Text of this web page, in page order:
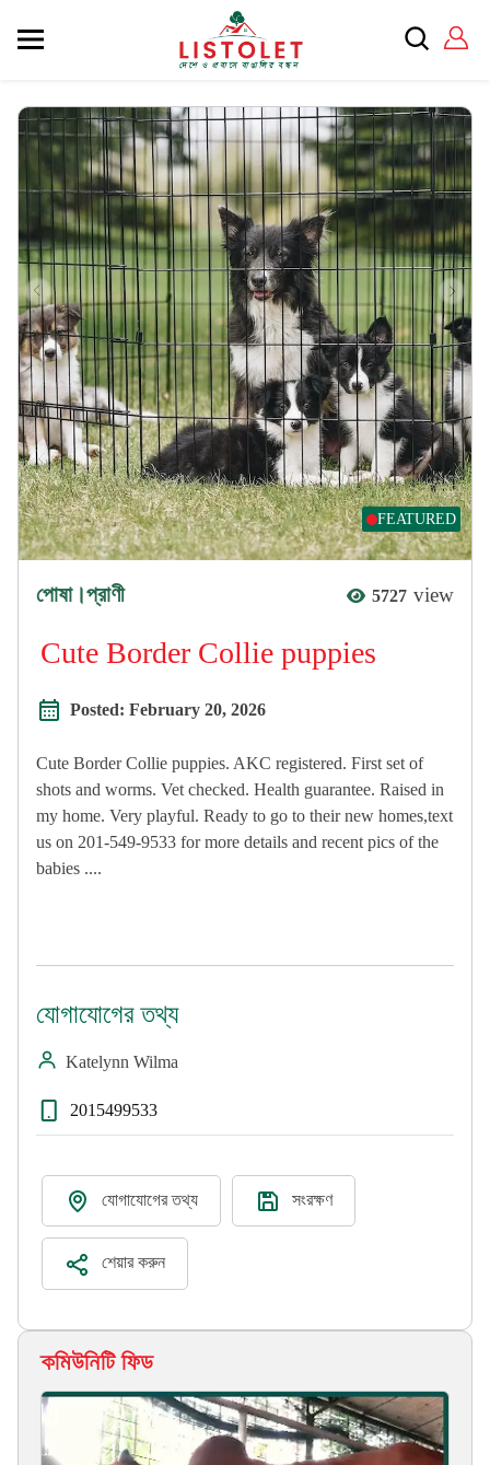
FEATURED
পোষা।প্রাণী 5727 view
Cute Border Collie puppies
Posted: February 20, 2026
Cute Border Collie puppies. AKC registered. First set of
shots and worms. Vet checked. Health guarantee. Raised in
my home. Very playful. Ready to go to their new homes,text
us on ‪‪201-549-9533 for more details and recent pics of the
babies ....
যোগাযোগের তথ্য
Katelynn Wilma
2015499533
যোগাযোগের তথ্য সংরক্ষণ
শেয়ার করুন
কমিউনিটি ফিড